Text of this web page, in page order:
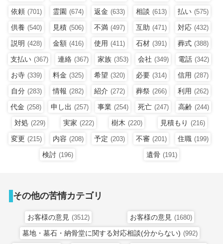
依頼 (701) 霊園 (674) 返金 (633) 相談 (613) 払い (575)
供養 (540) 見積 (506) 不満 (497) 互助 (471) 対応 (432)
説明 (428) 金額 (416) 使用 (411) 石材 (391) 葬式 (388)
支払い (367) 連絡 (367) 家族 (353) 会社 (349) 電話 (342)
お寺 (339) 料金 (325) 希望 (320) 必要 (314) 信用 (287)
自分 (283) 情報 (282) 紹介 (272) 葬祭 (266) 利用 (262)
代金 (258) 申し出 (257) 事業 (254) 死亡 (247) 高齢 (244)
対処 (229) 実家 (222) 樹木 (220) 見積もり (216)
変更 (215) 内容 (208) 予定 (203) 不審 (201) 住職 (199)
検討 (196) 遺骨 (191)
その他の苦情カテゴリ
お客様の意見 (3512) お客様の意見 (1680)
墓地・墓石・納骨堂に関する対応相談(分からない) (992)